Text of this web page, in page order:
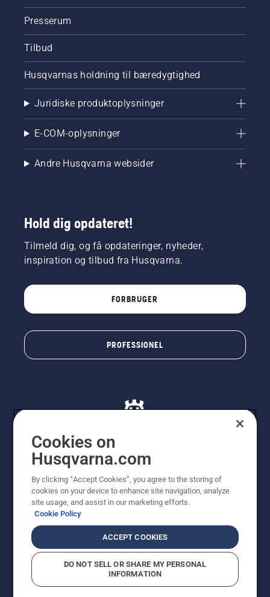
Presserum
Tilbud
Husqvarnas holdning til bæredygtighed
Juridiske produktoplysninger
E-COM-oplysninger
Andre Husqvarna websider
Hold dig opdateret!
Tilmeld dig, og få opdateringer, nyheder,
inspiration og tilbud fra Husqvarna.
FORBRUGER
PROFESSIONEL
viste priser er vejledende udsalgspriser. Der tages
forbehold for stave- og trykfejl samt prisændringer. Vi
stræber efter at have så nøjagtige oplysningerne på
dette websted som muligt. Alle anførte priser er
vejledende udsalgspriser (inkl. moms), medmindre
Bekendtgørelse vedr. beskyttelse af personlige oplysninger
Rapporter formodede overtrædelser
Cookies on
Husqvarna.com
By clicking “Accept Cookies”, you agree to the storing of
cookies on your device to enhance site navigation, analyze
site usage, and assist in our marketing efforts.
Cookie Policy
ACCEPT COOKIES
DO NOT SELL OR SHARE MY PERSONAL
INFORMATION